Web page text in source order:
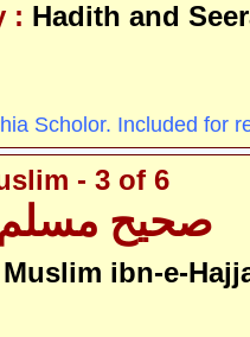
: Hadith and
Scholor. Included for
- 3 of 6
صحیح مسلم - 3
Muslim ibn-e-